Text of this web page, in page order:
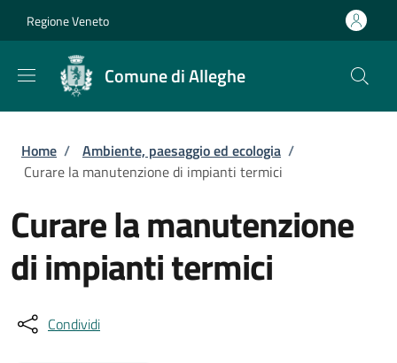
Regione Veneto
Comune di Alleghe
Briciole di pane
Home / Ambiente, paesaggio ed ecologia /
Curare la manutenzione di impianti termici
Curare la manutenzione
di impianti termici
Condividi